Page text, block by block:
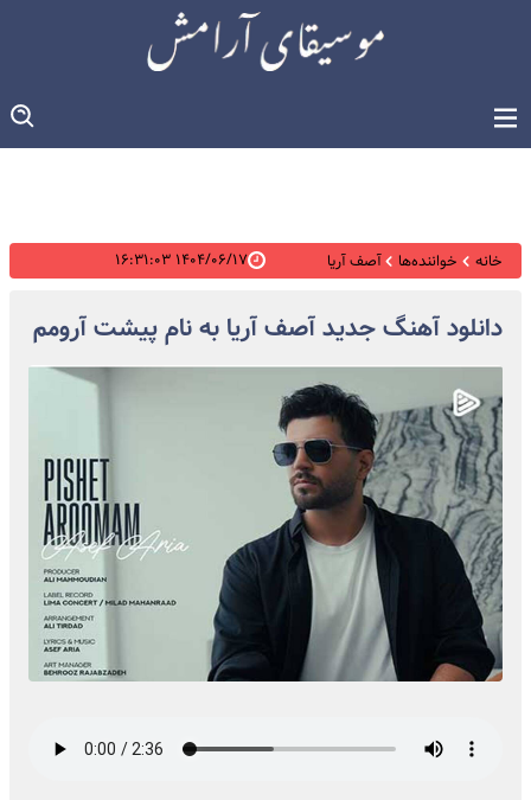
خانه خواننده‌ها آصف آریا ۱۴۰۴/۰۶/۱۷ ۱۶:۳۱:۰۳
دانلود آهنگ جدید آصف آریا به نام پیشت آرومم